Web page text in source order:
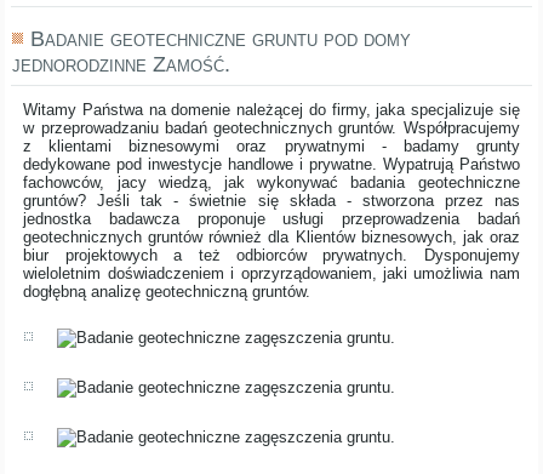
Badanie geotechniczne gruntu pod domy
jednorodzinne Zamość.
Witamy Państwa na domenie należącej do firmy, jaka specjalizuje się
w przeprowadzaniu badań geotechnicznych gruntów. Współpracujemy
z klientami biznesowymi oraz prywatnymi - badamy grunty
dedykowane pod inwestycje handlowe i prywatne. Wypatrują Państwo
fachowców, jacy wiedzą, jak wykonywać badania geotechniczne
gruntów? Jeśli tak - świetnie się składa - stworzona przez nas
jednostka badawcza proponuje usługi przeprowadzenia badań
geotechnicznych gruntów również dla Klientów biznesowych, jak oraz
biur projektowych a też odbiorców prywatnych. Dysponujemy
wieloletnim doświadczeniem i oprzyrządowaniem, jaki umożliwia nam
dogłębną analizę geotechniczną gruntów.